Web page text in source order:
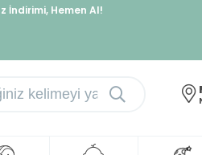
İndirimi, Hemen Al!